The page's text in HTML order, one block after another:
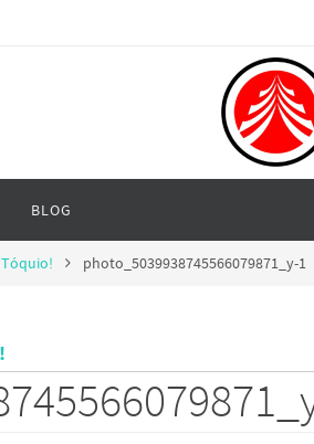
BLOG
photo_5039938745566079871_y-1